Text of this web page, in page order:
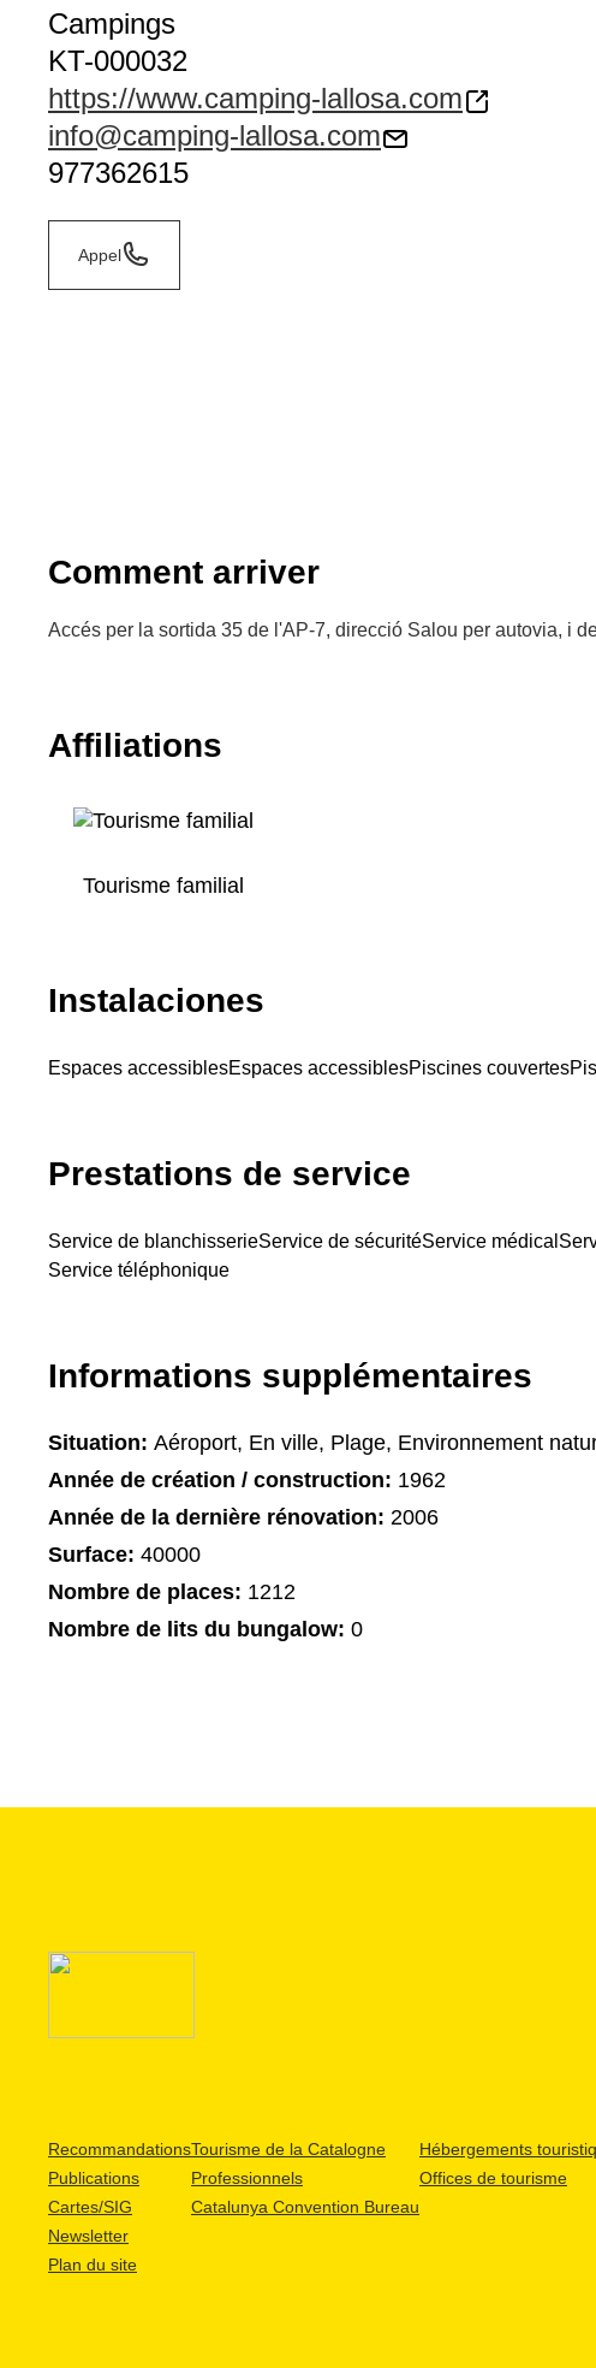
Campings
KT-000032
https://www.camping-lallosa.com
info@camping-lallosa.com
977362615
Appel
Comment arriver
Accés per la sortida 35 de l'AP-7, direcció Salou per autovia, i
Affiliations
Tourisme familial
Instalaciones
Espaces accessiblesEspaces accessiblesPiscines couvertes
Prestations de service
Service de blanchisserieService de sécuritéService médical
Service téléphonique
Informations supplémentaires
Situation: Aéroport, En ville, Plage, Environnement
Année de création / construction: 1962
Année de la dernière rénovation: 2006
Surface: 40000
Nombre de places: 1212
Nombre de lits du bungalow: 0
Recommandations
Publications
Cartes/SIG
Newsletter
Plan du site
Tourisme de la Catalogne
Professionnels
Catalunya Convention Bureau
Hébergements
Offices de tourisme